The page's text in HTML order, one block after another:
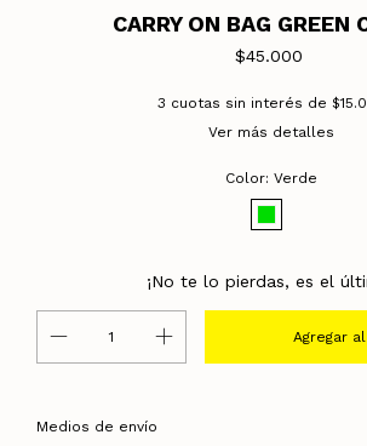
CARRY ON BAG GREEN
$45.000
3 cuotas sin interés de
Ver más detalles
Color: Verde
¡No te lo pierdas, es el
Entregas para el CP:
Medios de envío